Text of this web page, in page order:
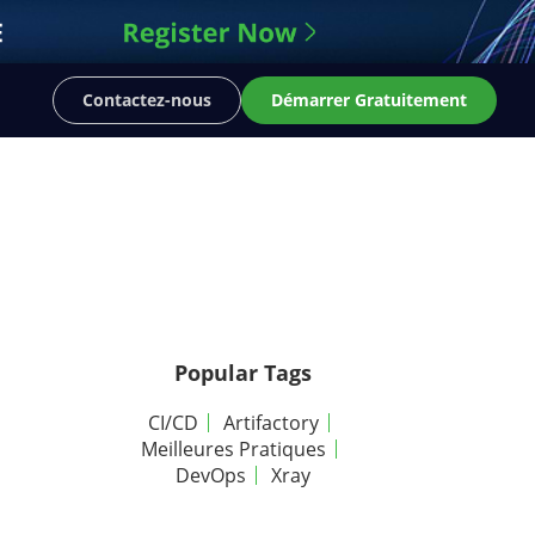
Contactez-nous Démarrer Gratuitement
Popular Tags
CI/CD
Artifactory
Meilleures Pratiques
DevOps
Xray